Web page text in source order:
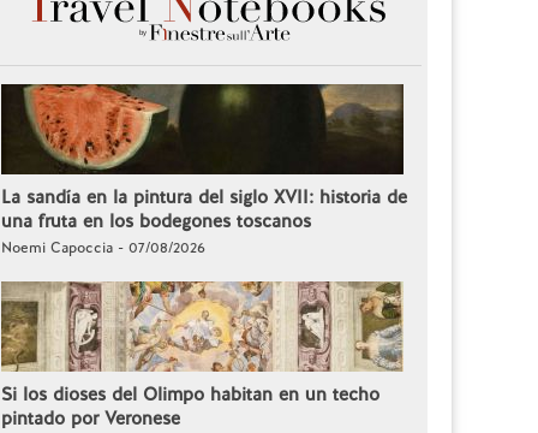
La sandía en la pintura del siglo XVII: historia de
una fruta en los bodegones toscanos
Noemi Capoccia - 07/08/2026
Si los dioses del Olimpo habitan en un techo
pintado por Veronese